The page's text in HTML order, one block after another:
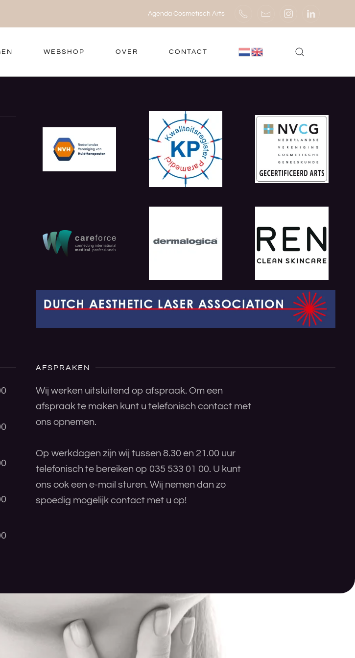
Agenda Cosmetisch Arts
WEBSHOP OVER CONTACT
AFSPRAKEN
Wij werken uitsluitend op afspraak. Om een
afspraak te maken kunt u telefonisch contact met
ons opnemen.
Op werkdagen zijn wij tussen 8.30 en 21.00 uur
telefonisch te bereiken op 035 533 01 00. U kunt
ons ook een e-mail sturen. Wij nemen dan zo
spoedig mogelijk contact met u op!